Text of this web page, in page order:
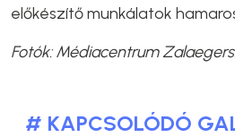
előkészítő munkálatok
Fotók: Médiacentrum
# KAPCSOLÓDÓ